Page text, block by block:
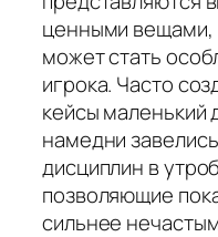
ценными вещами,
может стать
игрока. Часто
кейсы маленький
намедни
дисциплин в
позволяющие
сильнее